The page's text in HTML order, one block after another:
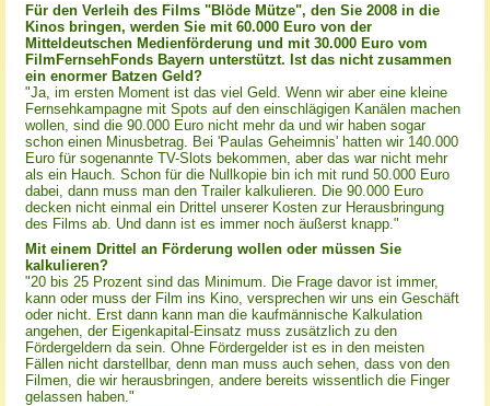
Für den Verleih des Films "Blöde Mütze", den Sie 2008 in die
Kinos bringen, werden Sie mit 60.000 Euro von der
Mitteldeutschen Medienförderung und mit 30.000 Euro vom
FilmFernsehFonds Bayern unterstützt. Ist das nicht zusammen
ein enormer Batzen Geld?
"Ja, im ersten Moment ist das viel Geld. Wenn wir aber eine kleine
Fernsehkampagne mit Spots auf den einschlägigen Kanälen machen
wollen, sind die 90.000 Euro nicht mehr da und wir haben sogar
schon einen Minusbetrag. Bei 'Paulas Geheimnis' hatten wir 140.000
Euro für sogenannte TV-Slots bekommen, aber das war nicht mehr
als ein Hauch. Schon für die Nullkopie bin ich mit rund 50.000 Euro
dabei, dann muss man den Trailer kalkulieren. Die 90.000 Euro
decken nicht einmal ein Drittel unserer Kosten zur Herausbringung
des Films ab. Und dann ist es immer noch äußerst knapp."
Mit einem Drittel an Förderung wollen oder müssen Sie
kalkulieren?
"20 bis 25 Prozent sind das Minimum. Die Frage davor ist immer,
kann oder muss der Film ins Kino, versprechen wir uns ein Geschäft
oder nicht. Erst dann kann man die kaufmännische Kalkulation
angehen, der Eigenkapital-Einsatz muss zusätzlich zu den
Fördergeldern da sein. Ohne Fördergelder ist es in den meisten
Fällen nicht darstellbar, denn man muss auch sehen, dass von den
Filmen, die wir herausbringen, andere bereits wissentlich die Finger
gelassen haben."